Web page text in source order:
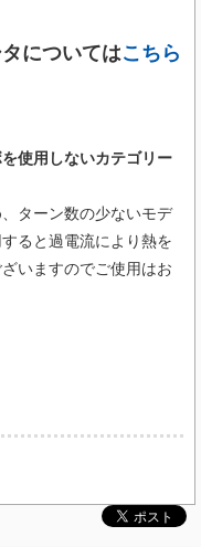
についてはこちら
使用しないカテゴリー
ターン数の少ないモデ
ると過電流により熱を
いますのでご使用はお